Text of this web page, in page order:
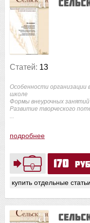
170 руб
купить отдельные статьи
Статей: 13
Особенности организации
школе
Формы внеурочных занятий
Развитие творческого
подробнее